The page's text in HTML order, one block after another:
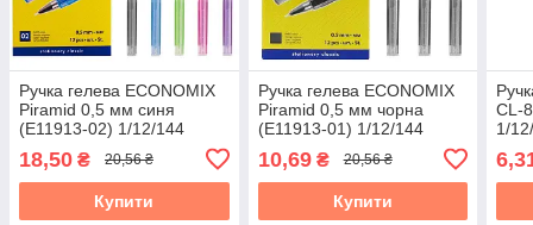
Ручка гелева ECONOMIX
Piramid 0,5 мм синя
(E11913-02) 1/12/144
18,50 ₴ 20,56 ₴
Купити
Ручка гелева ECONOMIX
Piramid 0,5 мм чорна
(E11913-01) 1/12/144
10,69₴ 20,56 ₴
Купити
CL-
1/